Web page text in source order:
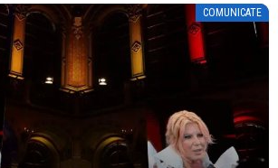
COMUNICATE